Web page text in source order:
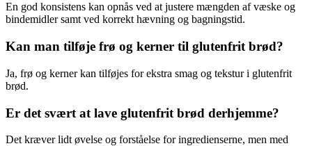
En god konsistens kan opnås ved at justere mængden af væske og
bindemidler samt ved korrekt hævning og bagningstid.
Kan man tilføje frø og kerner til glutenfrit brød?
Ja, frø og kerner kan tilføjes for ekstra smag og tekstur i glutenfrit
brød.
Er det svært at lave glutenfrit brød derhjemme?
Det kræver lidt øvelse og forståelse for ingredienserne, men med